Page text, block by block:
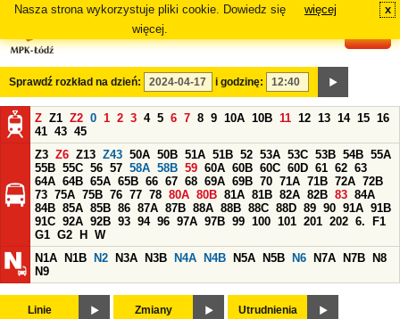
Nasza strona wykorzystuje pliki cookie. Dowiedz się
więcej.
więcej x
Sprawdź rozkład na dzień: i godzinę:
Z Z1 Z2 0 1 2 3 4 5 6 7 8 9 10A 10B 11 12 13 14 15 16
41 43 45
Z3 Z6 Z13 Z43 50A 50B 51A 51B 52 53A 53C 53B 54B 55A
55B 55C 56 57 58A 58B 59 60A 60B 60C 60D 61 62 63
64A 64B 65A 65B 66 67 68 69A 69B 70 71A 71B 72A 72B
73 75A 75B 76 77 78 80A 80B 81A 81B 82A 82B 83 84A
84B 85A 85B 86 87A 87B 88A 88B 88C 88D 89 90 91A 91B
91C 92A 92B 93 94 96 97A 97B 99 100 101 201 202 6.
F1
G1 G2 H
W
N1A
N1B N2 N3A N3B N4A N4B N5A N5B N6 N7A N7B
N8
N9
Linie Zmiany Utrudnienia